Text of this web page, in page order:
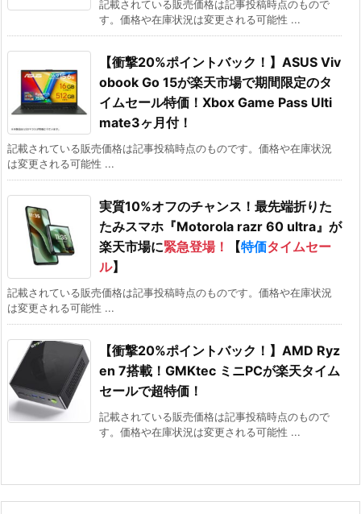
記載されている販売価格は記事投稿時点のもので
す。価格や在庫状況は変更される可能性 ...
【衝撃20%ポイントバック！】ASUS Viv
obook Go 15が楽天市場で期間限定のタ
イムセール特価！Xbox Game Pass Ulti
mate3ヶ月付！
記載されている販売価格は記事投稿時点のものです。価格や在庫状況
は変更される可能性 ...
実質10%オフのチャンス！最先端折りた
たみスマホ『Motorola razr 60 ultra』が
楽天市場に緊急登場！ 【特価タイムセー
ル】
記載されている販売価格は記事投稿時点のものです。価格や在庫状況
は変更される可能性 ...
【衝撃20%ポイントバック！】AMD Ryz
en 7搭載！GMKtec ミニPCが楽天タイム
セールで超特価！
記載されている販売価格は記事投稿時点のもので
す。価格や在庫状況は変更される可能性 ...